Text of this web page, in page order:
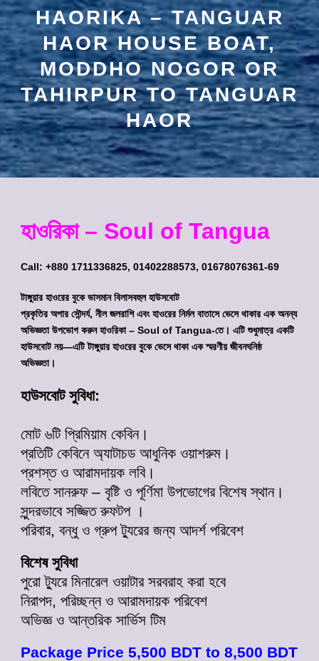
HAORIKA – TANGUAR
HAOR HOUSE BOAT,
MODDHO NOGOR OR
TAHIRPUR TO TANGUAR
HAOR
হাওরিকা – Soul of Tangua
Call: +880 1711336825, 01402288573, 01678076361-69
টাঙ্গুয়ার হাওরের বুকে ভাসমান বিলাসবহুল হাউসবোট
প্রকৃতির অপার সৌন্দর্য, নীল জলরাশি এবং হাওরের নির্মল বাতাসে ভেসে থাকার এক অনন্য
অভিজ্ঞতা উপভোগ করুন হাওরিকা – Soul of Tangua-তে। এটি শুধুমাত্র একটি
হাউসবোট নয়—এটি টাঙ্গুয়ার হাওরের বুকে ভেসে থাকা এক স্মরণীয় জীবনঘনিষ্ঠ
অভিজ্ঞতা।
হাউসবোট সুবিধা:
মোট ৬টি প্রিমিয়াম কেবিন।
প্রতিটি কেবিনে অ্যাটাচড আধুনিক ওয়াশরুম।
প্রশস্ত ও আরামদায়ক লবি।
লবিতে সানরুফ – বৃষ্টি ও পূর্ণিমা উপভোগের বিশেষ স্থান।
সুন্দরভাবে সজ্জিত রুফটপ ।
পরিবার, বন্ধু ও গ্রুপ ট্যুরের জন্য আদর্শ পরিবেশ
বিশেষ সুবিধা
পুরো ট্যুরে মিনারেল ওয়াটার সরবরাহ করা হবে
নিরাপদ, পরিচ্ছন্ন ও আরামদায়ক পরিবেশ
অভিজ্ঞ ও আন্তরিক সার্ভিস টিম
Package Price 5,500 BDT to 8,500 BDT